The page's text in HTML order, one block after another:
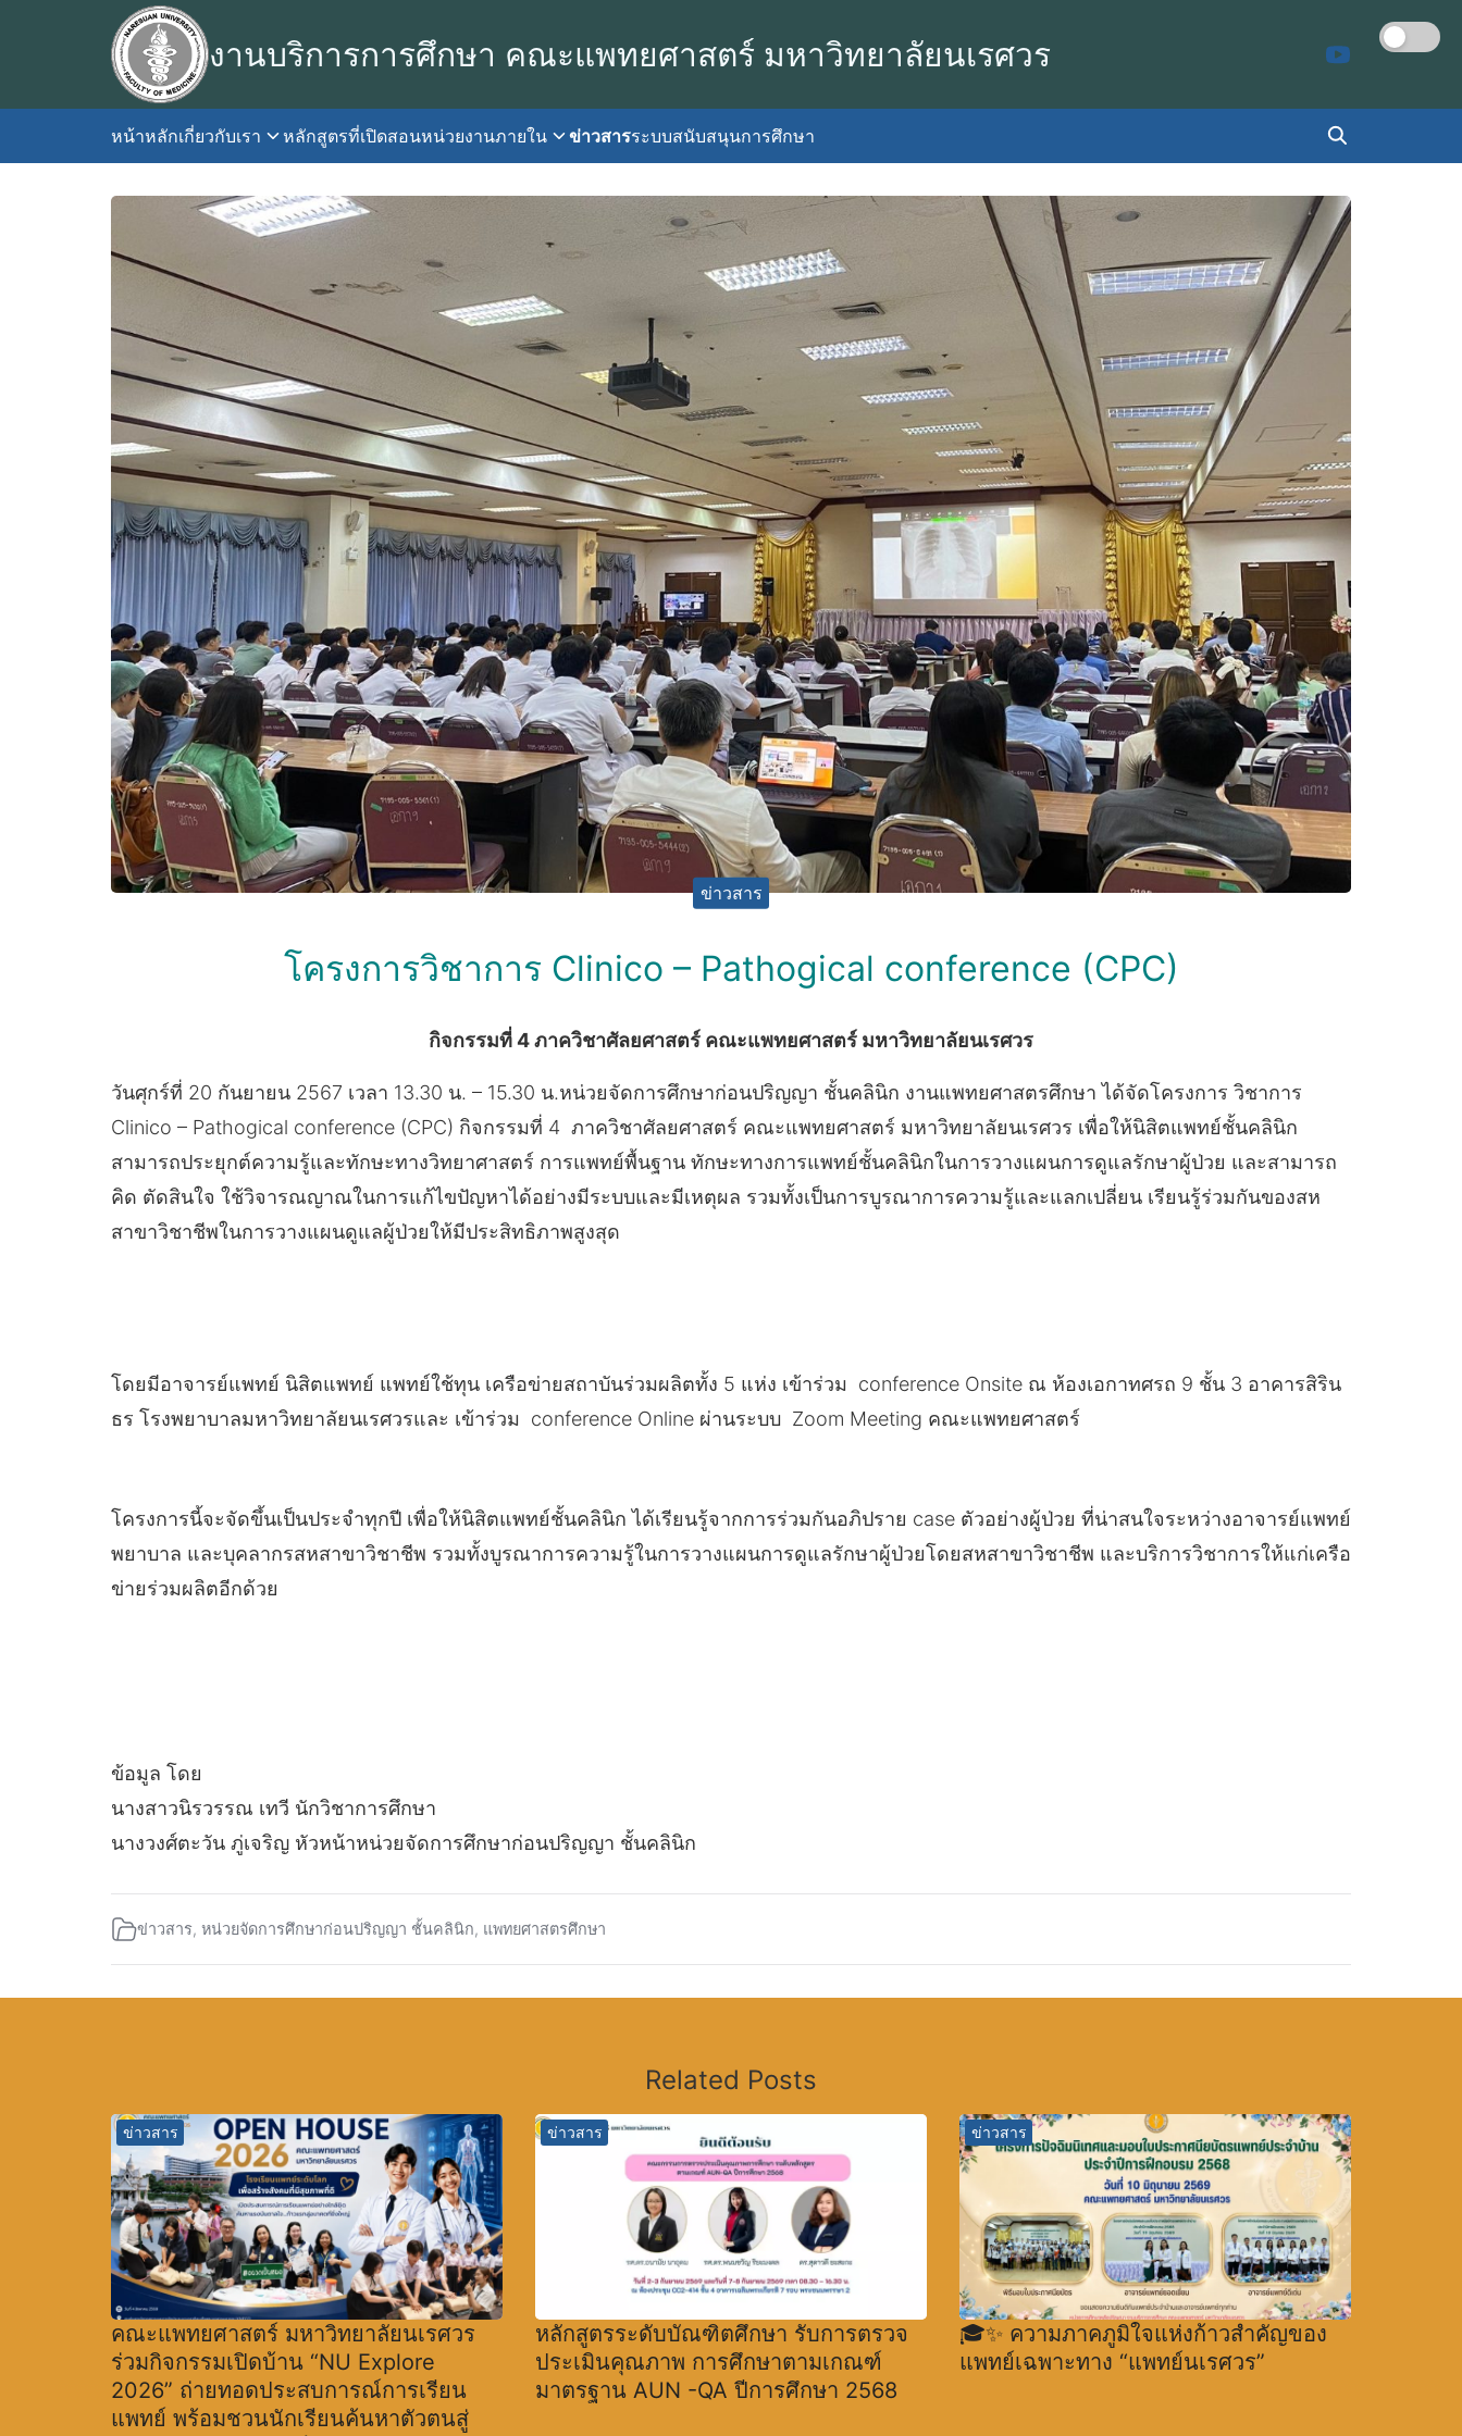
งานบริการการศึกษา คณะแพทยศาสตร์ มหาวิทยาลัยนเรศวร
หน้าหลักเกี่ยวกับเรา หลักสูตรที่เปิดสอนหน่วยงานภายใน ข่าวสารระบบสนับสนุนการศึกษา
for:
ข่าวสาร
โครงการวิชาการ Clinico – Pathogical conference (CPC)
กิจกรรมที่ 4 ภาควิชาศัลยศาสตร์ คณะแพทยศาสตร์ มหาวิทยาลัยนเรศวร
วันศุกร์ที่ 20 กันยายน 2567 เวลา 13.30 น. – 15.30 น.หน่วยจัดการศึกษาก่อนปริญญา ชั้นคลินิก งานแพทยศาสตรศึกษา ได้จัดโครงการ วิชาการ
Clinico – Pathogical conference (CPC) กิจกรรมที่ 4 ภาควิชาศัลยศาสตร์ คณะแพทยศาสตร์ มหาวิทยาลัยนเรศวร เพื่อให้นิสิตแพทย์ชั้นคลินิก
สามารถประยุกต์ความรู้และทักษะทางวิทยาศาสตร์ การแพทย์พื้นฐาน ทักษะทางการแพทย์ชั้นคลินิกในการวางแผนการดูแลรักษาผู้ป่วย และสามารถ
คิด ตัดสินใจ ใช้วิจารณญาณในการแก้ไขปัญหาได้อย่างมีระบบและมีเหตุผล รวมทั้งเป็นการบูรณาการความรู้และแลกเปลี่ยน เรียนรู้ร่วมกันของสห
สาขาวิชาชีพในการวางแผนดูแลผู้ป่วยให้มีประสิทธิภาพสูงสุด
โดยมีอาจารย์แพทย์ นิสิตแพทย์ แพทย์ใช้ทุน เครือข่ายสถาบันร่วมผลิตทั้ง 5 แห่ง เข้าร่วม conference Onsite ณ ห้องเอกาทศรถ 9 ชั้น 3 อาคารสิริน
ธร โรงพยาบาลมหาวิทยาลัยนเรศวรและ เข้าร่วม conference Online ผ่านระบบ Zoom Meeting คณะแพทยศาสตร์
โครงการนี้จะจัดขึ้นเป็นประจำทุกปี เพื่อให้นิสิตแพทย์ชั้นคลินิก ได้เรียนรู้จากการร่วมกันอภิปราย case ตัวอย่างผู้ป่วย ที่น่าสนใจระหว่างอาจารย์แพทย์
พยาบาล และบุคลากรสหสาขาวิชาชีพ รวมทั้งบูรณาการความรู้ในการวางแผนการดูแลรักษาผู้ป่วยโดยสหสาขาวิชาชีพ และบริการวิชาการให้แก่เครือ
ข่ายร่วมผลิตอีกด้วย
ข้อมูล โดย
นางสาวนิรวรรณ เทวี นักวิชาการศึกษา
นางวงศ์ตะวัน ภู่เจริญ หัวหน้าหน่วยจัดการศึกษาก่อนปริญญา ชั้นคลินิก
ข่าวสาร, หน่วยจัดการศึกษาก่อนปริญญา ชั้นคลินิก, แพทยศาสตรศึกษา
Related Posts
ข่าวสาร
คณะแพทยศาสตร์ มหาวิทยาลัยนเรศวร
ร่วมกิจกรรมเปิดบ้าน “NU Explore
2026” ถ่ายทอดประสบการณ์การเรียน
แพทย์ พร้อมชวนนักเรียนค้นหาตัวตนสู่
ข่าวสาร
หลักสูตรระดับบัณฑิตศึกษา รับการตรวจ
ประเมินคุณภาพ การศึกษาตามเกณฑ์
มาตรฐาน AUN -QA ปีการศึกษา 2568
ข่าวสาร
🎓✨ ความภาคภูมิใจแห่งก้าวสำคัญของ
แพทย์เฉพาะทาง “แพทย์นเรศวร”